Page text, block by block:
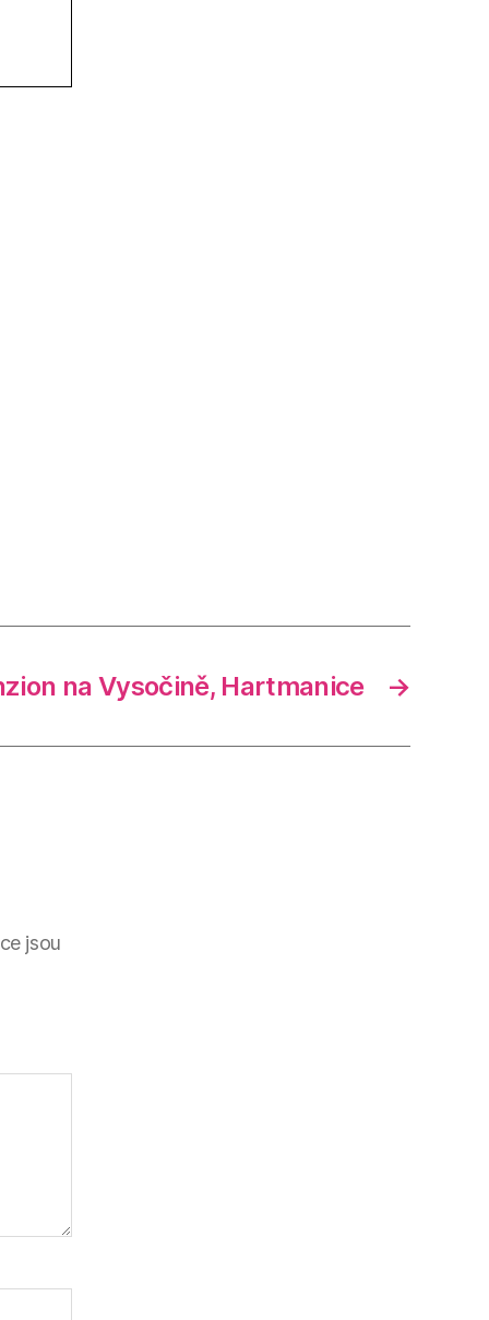
→
na Vysočině, Hartmanice
jsou